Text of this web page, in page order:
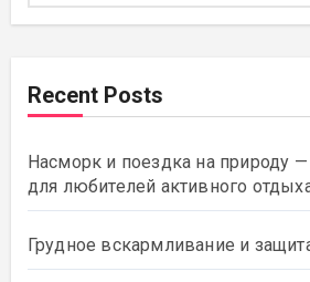
Recent Posts
Насморк и поездка на природу
для любителей активного
Грудное вскармливание и